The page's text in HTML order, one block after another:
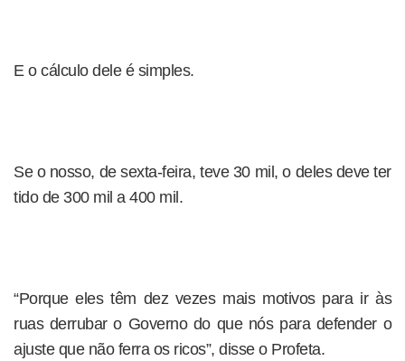
E o cálculo dele é simples.
Se o nosso, de sexta-feira, teve 30 mil, o deles deve ter
tido de 300 mil a 400 mil.
“Porque eles têm dez vezes mais motivos para ir às
ruas derrubar o Governo do que nós para defender o
ajuste que não ferra os ricos”, disse o Profeta.